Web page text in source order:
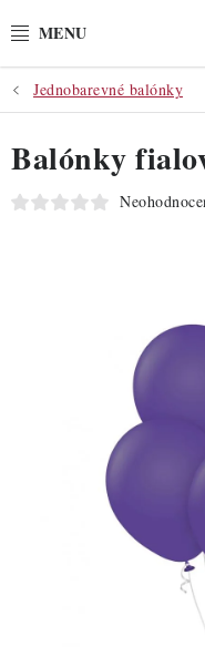
na
POTŘEBY
POMŮCKY
SUROVINY
POCHUTINY
ZDRAVÉ PEČENÍ
DÁRKOVÉ POUKAZY
TÉMATICKÉ PRODUKTY
Jednobarevné balónky
Balónky